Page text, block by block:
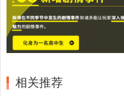
相关推荐